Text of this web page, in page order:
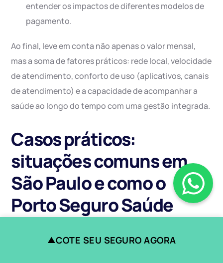
entender os impactos de diferentes modelos de
pagamento.
Ao final, leve em conta não apenas o valor mensal,
mas a soma de fatores práticos: rede local, velocidade
de atendimento, conforto de uso (aplicativos, canais
de atendimento) e a capacidade de acompanhar a
saúde ao longo do tempo com uma gestão integrada.
Casos práticos:
situações comuns em
São Paulo e como o
Porto Seguro Saúde
▲COTE SEU SEGURO AGORA